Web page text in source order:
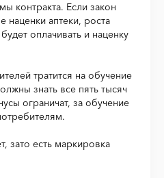
контракта. Если закон
наценки аптеки, роста
оплачивать и наценку
тратится на обучение
знать все пять тысяч
ограничат, за обучение
зато есть маркировка